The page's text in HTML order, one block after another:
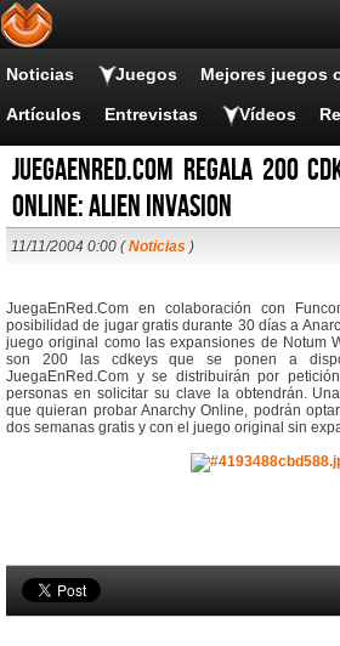
Noticias Juegos Mejores juegos
Artículos Entrevistas Vídeos
JuegaEnRed.Com regala 200
Online: Alien Invasion
11/11/2004 0:00 (Noticias )
JuegaEnRed.Com en colaboración con
posibilidad de jugar gratis durante 30 días a
juego original como las expansiones de Notum
son 200 las cdkeys que se ponen a
JuegaEnRed.Com y se distribuirán por
personas en solicitar su clave la obtendrán.
que quieran probar Anarchy Online, podrán
dos semanas gratis y con el juego original sin